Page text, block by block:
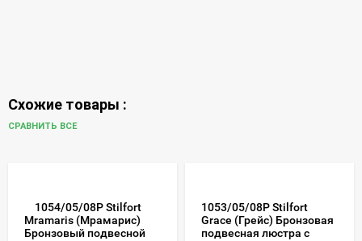
Схожие товары :
СРАВНИТЬ ВСЕ
1054/05/08P Stilfort
Mramaris (Мрамарис)
Бронзовый подвесной
1053/05/08P Stilfort
Grace (Грейс) Бронзовая
подвесная люстра с